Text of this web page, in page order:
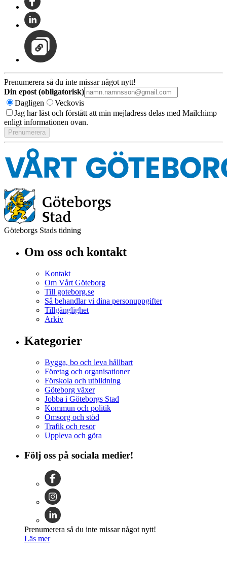
Prenumerera så du inte missar något nytt!
Din epost (obligatorisk)
Dagligen
Veckovis
Jag har läst och förstått att min mejladress delas med Mailchimp
enligt informationen ovan.
Göteborgs Stads tidning
Om oss och kontakt
Kontakt
Om Vårt Göteborg
Till goteborg.se
Så behandlar vi dina personuppgifter
Tillgänglighet
Arkiv
Kategorier
Bygga, bo och leva hållbart
Företag och organisationer
Förskola och utbildning
Göteborg växer
Jobba i Göteborgs Stad
Kommun och politik
Omsorg och stöd
Trafik och resor
Uppleva och göra
Följ oss på sociala medier!
Prenumerera så du inte missar något nytt!
Läs mer